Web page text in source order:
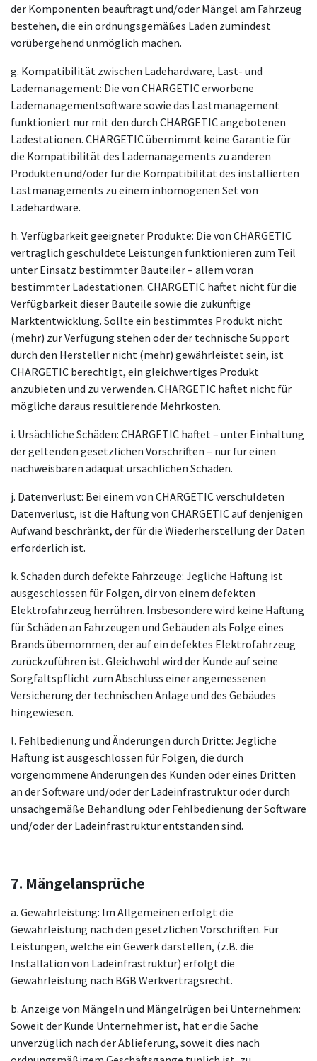
der Komponenten beauftragt und/oder Mängel am Fahrzeug
bestehen, die ein ordnungsgemäßes Laden zumindest
vorübergehend unmöglich machen.
g. Kompatibilität zwischen Ladehardware, Last- und
Lademanagement: Die von CHARGETIC erworbene
Lademanagementsoftware sowie das Lastmanagement
funktioniert nur mit den durch CHARGETIC angebotenen
Ladestationen. CHARGETIC übernimmt keine Garantie für
die Kompatibilität des Lademanagements zu anderen
Produkten und/oder für die Kompatibilität des installierten
Lastmanagements zu einem inhomogenen Set von
Ladehardware.
h. Verfügbarkeit geeigneter Produkte: Die von CHARGETIC
vertraglich geschuldete Leistungen funktionieren zum Teil
unter Einsatz bestimmter Bauteiler – allem voran
bestimmter Ladestationen. CHARGETIC haftet nicht für die
Verfügbarkeit dieser Bauteile sowie die zukünftige
Marktentwicklung. Sollte ein bestimmtes Produkt nicht
(mehr) zur Verfügung stehen oder der technische Support
durch den Hersteller nicht (mehr) gewährleistet sein, ist
CHARGETIC berechtigt, ein gleichwertiges Produkt
anzubieten und zu verwenden. CHARGETIC haftet nicht für
mögliche daraus resultierende Mehrkosten.
i. Ursächliche Schäden: CHARGETIC haftet – unter Einhaltung
der geltenden gesetzlichen Vorschriften – nur für einen
nachweisbaren adäquat ursächlichen Schaden.
j. Datenverlust: Bei einem von CHARGETIC verschuldeten
Datenverlust, ist die Haftung von CHARGETIC auf denjenigen
Aufwand beschränkt, der für die Wiederherstellung der Daten
erforderlich ist.
k. Schaden durch defekte Fahrzeuge: Jegliche Haftung ist
ausgeschlossen für Folgen, dir von einem defekten
Elektrofahrzeug herrühren. Insbesondere wird keine Haftung
für Schäden an Fahrzeugen und Gebäuden als Folge eines
Brands übernommen, der auf ein defektes Elektrofahrzeug
zurückzuführen ist. Gleichwohl wird der Kunde auf seine
Sorgfaltspflicht zum Abschluss einer angemessenen
Versicherung der technischen Anlage und des Gebäudes
hingewiesen.
l. Fehlbedienung und Änderungen durch Dritte: Jegliche
Haftung ist ausgeschlossen für Folgen, die durch
vorgenommene Änderungen des Kunden oder eines Dritten
an der Software und/oder der Ladeinfrastruktur oder durch
unsachgemäße Behandlung oder Fehlbedienung der Software
und/oder der Ladeinfrastruktur entstanden sind.
7. Mängelansprüche
a. Gewährleistung: Im Allgemeinen erfolgt die
Gewährleistung nach den gesetzlichen Vorschriften. Für
Leistungen, welche ein Gewerk darstellen, (z.B. die
Installation von Ladeinfrastruktur) erfolgt die
Gewährleistung nach BGB Werkvertragsrecht.
b. Anzeige von Mängeln und Mängelrügen bei Unternehmen:
Soweit der Kunde Unternehmer ist, hat er die Sache
unverzüglich nach der Ablieferung, soweit dies nach